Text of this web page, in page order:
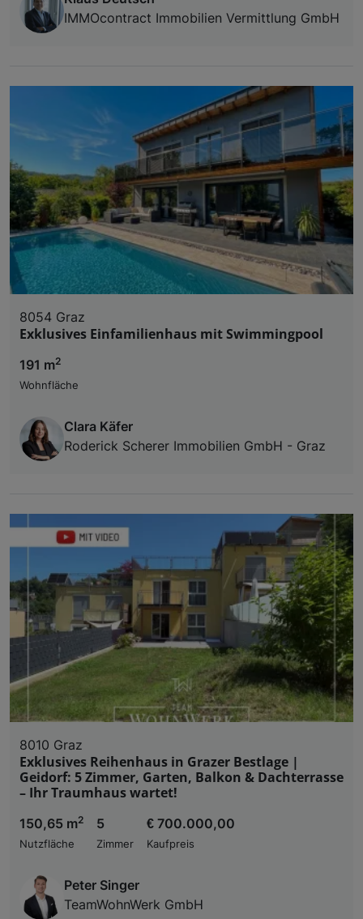
IMMOcontract Immobilien Vermittlung GmbH
8054 Graz
Exklusives Einfamilienhaus mit Swimmingpool
191 m2
Wohnfläche
Clara Käfer
Roderick Scherer Immobilien GmbH - Graz
8010 Graz
Exklusives Reihenhaus in Grazer Bestlage |
Geidorf: 5 Zimmer, Garten, Balkon & Dachterrasse
– Ihr Traumhaus wartet!
150,65 m2
Nutzfläche
5
Zimmer
€ 700.000,00
Kaufpreis
Peter Singer
TeamWohnWerk GmbH